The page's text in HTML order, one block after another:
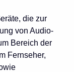
die zur
von Audio-
Bereich der
Fernseher,